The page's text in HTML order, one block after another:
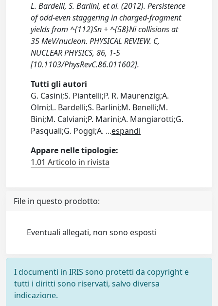
L. Bardelli, S. Barlini, et al. (2012). Persistence
of odd-even staggering in charged-fragment
yields from ^{112}Sn + ^{58}Ni collisions at
35 MeV/nucleon. PHYSICAL REVIEW. C,
NUCLEAR PHYSICS, 86, 1-5
[10.1103/PhysRevC.86.011602].
Tutti gli autori
G. Casini;S. Piantelli;P. R. Maurenzig;A.
Olmi;L. Bardelli;S. Barlini;M. Benelli;M.
Bini;M. Calviani;P. Marini;A. Mangiarotti;G.
Pasquali;G. Poggi;A. ...espandi
Appare nelle tipologie:
1.01 Articolo in rivista
File in questo prodotto:
Eventuali allegati, non sono esposti
I documenti in IRIS sono protetti da copyright e
tutti i diritti sono riservati, salvo diversa
indicazione.